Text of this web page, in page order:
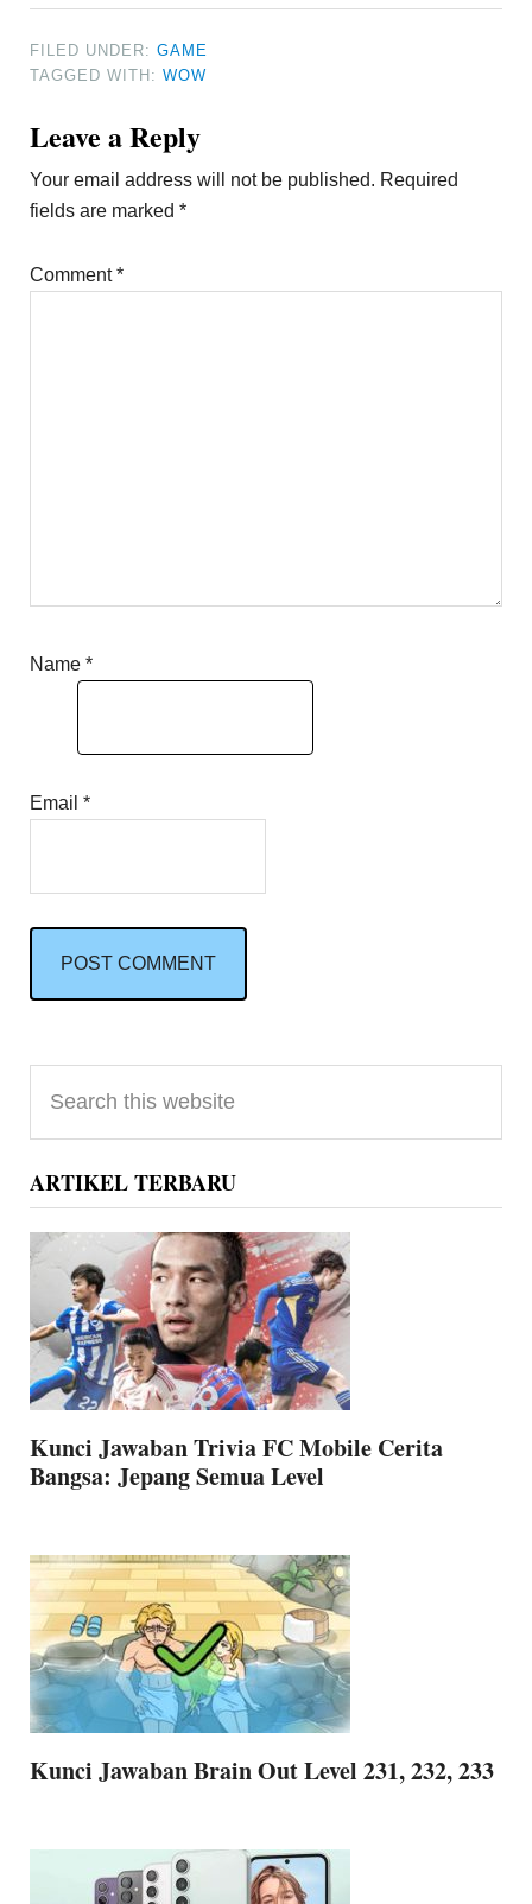
FILED UNDER:GAME
TAGGED WITH:WOW
Reader
Interactions
Leave a Reply
Your email address will not be published. Required
fields are marked*
Comment*
Name*
Email*
Primary
Sidebar
this
website
ARTIKEL TERBARU
Kunci Jawaban Trivia FC Mobile Cerita
Bangsa: Jepang Semua Level
Kunci Jawaban Brain Out Level 231, 232, 233